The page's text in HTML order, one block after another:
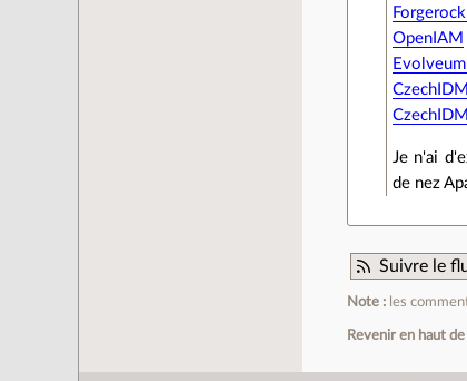
OpenIAM
CzechIDM
Je n'ai
de nez
Suivre le
Note : les
Revenir en haut de